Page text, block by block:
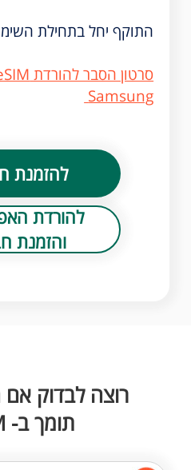
התוקף יחל בתחילת
Samsung
להזמנת
להורדת
והזמנת
רוצה לבדוק
תומך ב- eSIM?